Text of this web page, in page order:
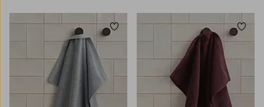
Legg til favoritter